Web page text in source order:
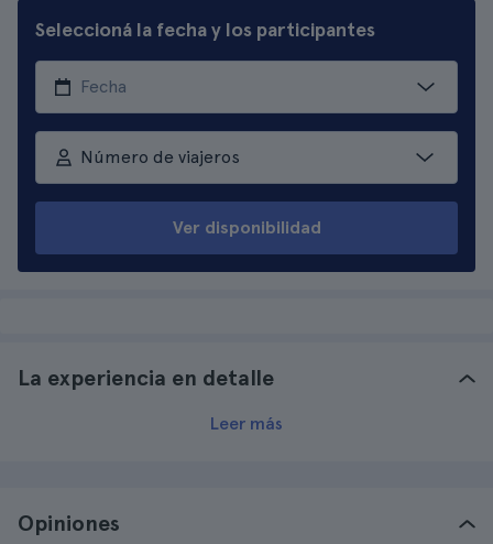
Seleccioná la fecha y los participantes
Número de viajeros
Ver disponibilidad
La experiencia en detalle
Leer más
Opiniones